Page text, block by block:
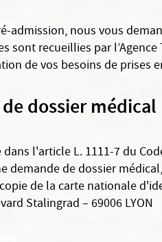
admission, nous vous
sont recueillies par
de vos besoins de prises
dossier médical
l'article L. 1111-7 du
demande de dossier
de la carte nationale
Stalingrad – 69006 LYON